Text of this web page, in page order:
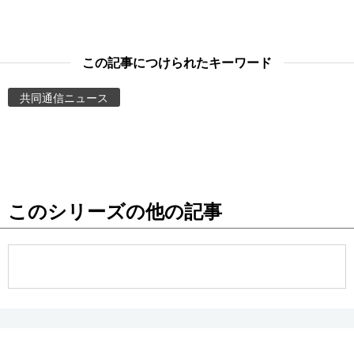
お知らせ
この記事につけられたキーワード
共同通信ニュース
このシリーズの他の記事